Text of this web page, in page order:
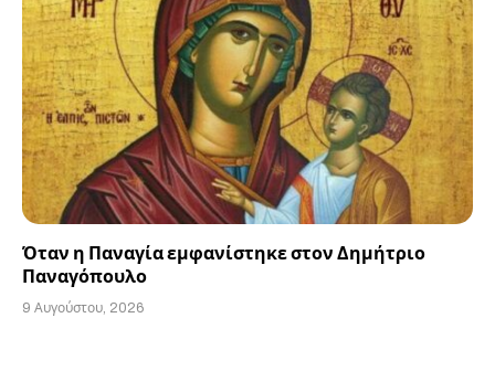
Όταν η Παναγία εμφανίστηκε στον Δημήτριο
Παναγόπουλο
9 Αυγούστου, 2026